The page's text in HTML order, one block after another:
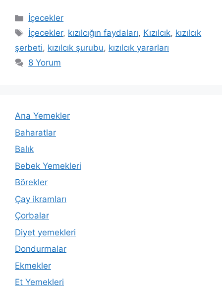
Kategoriler
İçecekler
Etiketler
İçecekler, kızılcığın faydaları, Kızılcık, kızılcık
şerbeti, kızılcık şurubu, kızılcık yararları
8 Yorum
Ana Yemekler
Baharatlar
Balık
Bebek Yemekleri
Börekler
Çay ikramları
Çorbalar
Diyet yemekleri
Dondurmalar
Ekmekler
Et Yemekleri